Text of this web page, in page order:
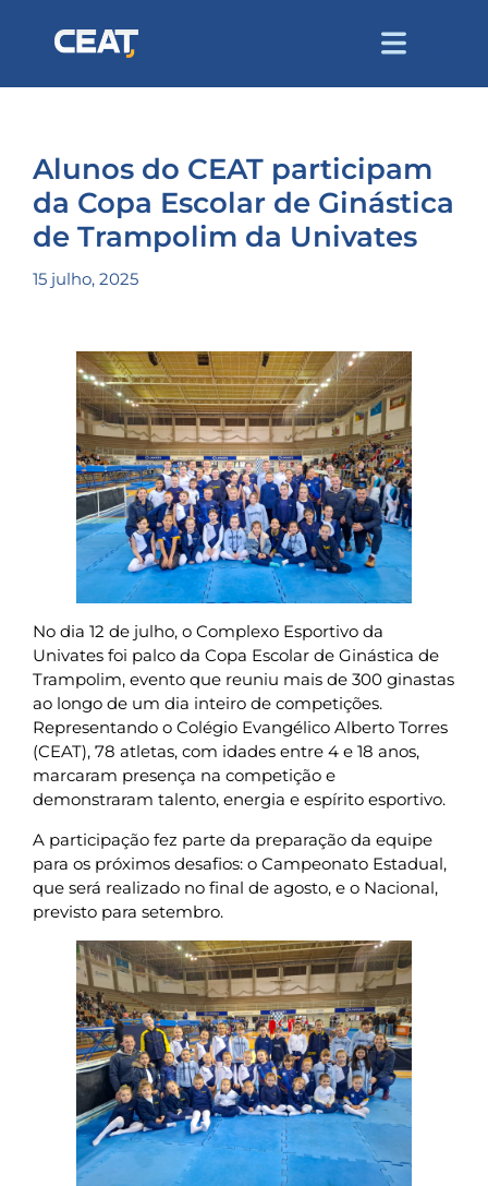
Alunos do CEAT participam
da Copa Escolar de Ginástica
de Trampolim da Univates
15 julho, 2025
No dia 12 de julho, o Complexo Esportivo da
Univates foi palco da Copa Escolar de Ginástica de
Trampolim, evento que reuniu mais de 300 ginastas
ao longo de um dia inteiro de competições.
Representando o Colégio Evangélico Alberto Torres
(CEAT), 78 atletas, com idades entre 4 e 18 anos,
marcaram presença na competição e
demonstraram talento, energia e espírito esportivo.
A participação fez parte da preparação da equipe
para os próximos desafios: o Campeonato Estadual,
que será realizado no final de agosto, e o Nacional,
previsto para setembro.